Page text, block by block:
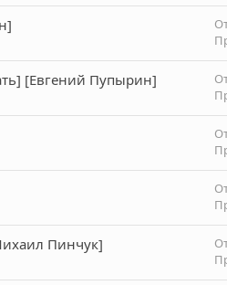
[Евгений Пупырин]
Пинчук]